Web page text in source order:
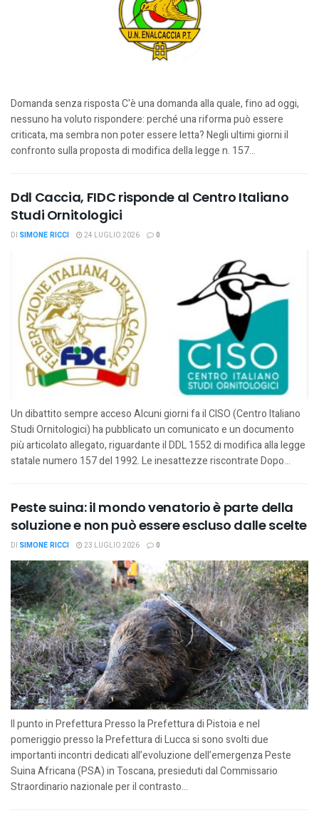
Domanda senza risposta C'è una domanda alla quale, fino ad oggi,
nessuno ha voluto rispondere: perché una riforma può essere
criticata, ma sembra non poter essere letta? Negli ultimi giorni il
confronto sulla proposta di modifica della legge n. 157...
Ddl Caccia, FIDC risponde al Centro Italiano
Studi Ornitologici
DI SIMONE RICCI 24 LUGLIO 2026 0
Un dibattito sempre acceso Alcuni giorni fa il CISO (Centro Italiano
Studi Ornitologici) ha pubblicato un comunicato e un documento
più articolato allegato, riguardante il DDL 1552 di modifica alla legge
statale numero 157 del 1992. Le inesattezze riscontrate Dopo...
Peste suina: il mondo venatorio è parte della
soluzione e non può essere escluso dalle scelte
DI SIMONE RICCI 23 LUGLIO 2026 0
Il punto in Prefettura Presso la Prefettura di Pistoia e nel
pomeriggio presso la Prefettura di Lucca si sono svolti due
importanti incontri dedicati all’evoluzione dell’emergenza Peste
Suina Africana (PSA) in Toscana, presieduti dal Commissario
Straordinario nazionale per il contrasto...